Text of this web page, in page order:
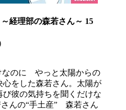
経理部の森若さん～ 15
なのに やっと太陽からの
心をした森若さん。太陽が
彼の気持ちを聞くだけな
んの“手土産” 森若さん